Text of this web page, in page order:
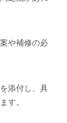
や補修の必
添付し、具
す。